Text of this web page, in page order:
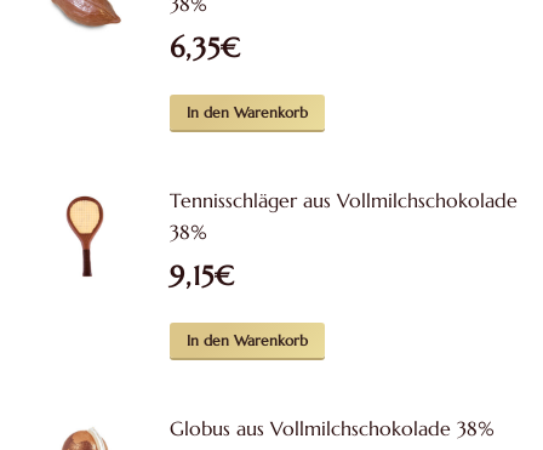
6,35€
In den Warenkorb
Tennisschläger aus Vollmilchschokolade
38%
9,15€
In den Warenkorb
Globus aus Vollmilchschokolade 38%